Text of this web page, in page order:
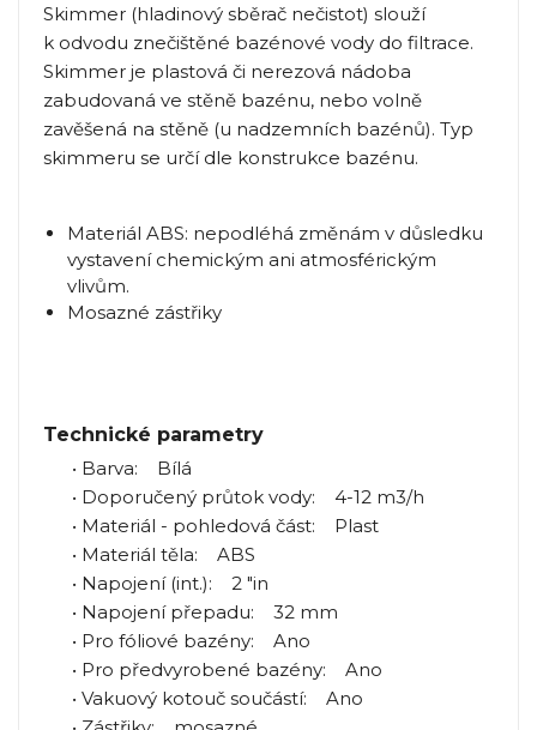
Skimmer (hladinový sběrač nečistot) slouží
k odvodu znečištěné bazénové vody do filtrace.
Skimmer je plastová či nerezová nádoba
zabudovaná ve stěně bazénu, nebo volně
zavěšená na stěně (u nadzemních bazénů). Typ
skimmeru se určí dle konstrukce bazénu.
Materiál ABS: nepodléhá změnám v důsledku
vystavení chemickým ani atmosférickým
vlivům.
Mosazné zástřiky
Technické parametry
• Barva: Bílá
• Doporučený průtok vody: 4-12 m3/h
• Materiál - pohledová část: Plast
• Materiál těla: ABS
• Napojení (int.): 2 "in
• Napojení přepadu: 32 mm
• Pro fóliové bazény: Ano
• Pro předvyrobené bazény: Ano
• Vakuový kotouč součástí: Ano